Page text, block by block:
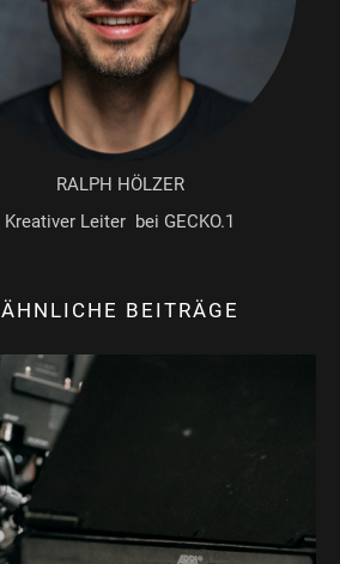
RALPH HÖLZER
Kreativer Leiter bei GECKO.1
ÄHNLICHE BEITRÄGE